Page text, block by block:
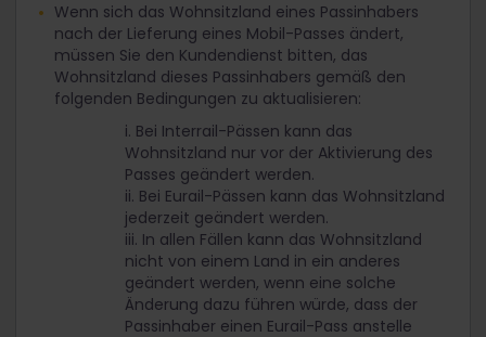
Wenn sich das Wohnsitzland eines Passinhabers
nach der Lieferung eines Mobil-Passes ändert,
müssen Sie den Kundendienst bitten, das
Wohnsitzland dieses Passinhabers gemäß den
folgenden Bedingungen zu aktualisieren:
i. Bei Interrail-Pässen kann das
Wohnsitzland nur vor der Aktivierung des
Passes geändert werden.
ii. Bei Eurail-Pässen kann das Wohnsitzland
jederzeit geändert werden.
iii. In allen Fällen kann das Wohnsitzland
nicht von einem Land in ein anderes
geändert werden, wenn eine solche
Änderung dazu führen würde, dass der
Passinhaber einen Eurail-Pass anstelle